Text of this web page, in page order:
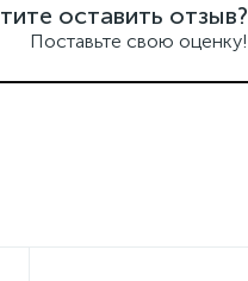
оставить отзыв?
Поставьте свою оценку!